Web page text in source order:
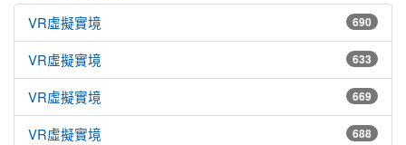
690
VR虛擬實境
633
VR虛擬實境
669
VR虛擬實境
688
VR虛擬實境